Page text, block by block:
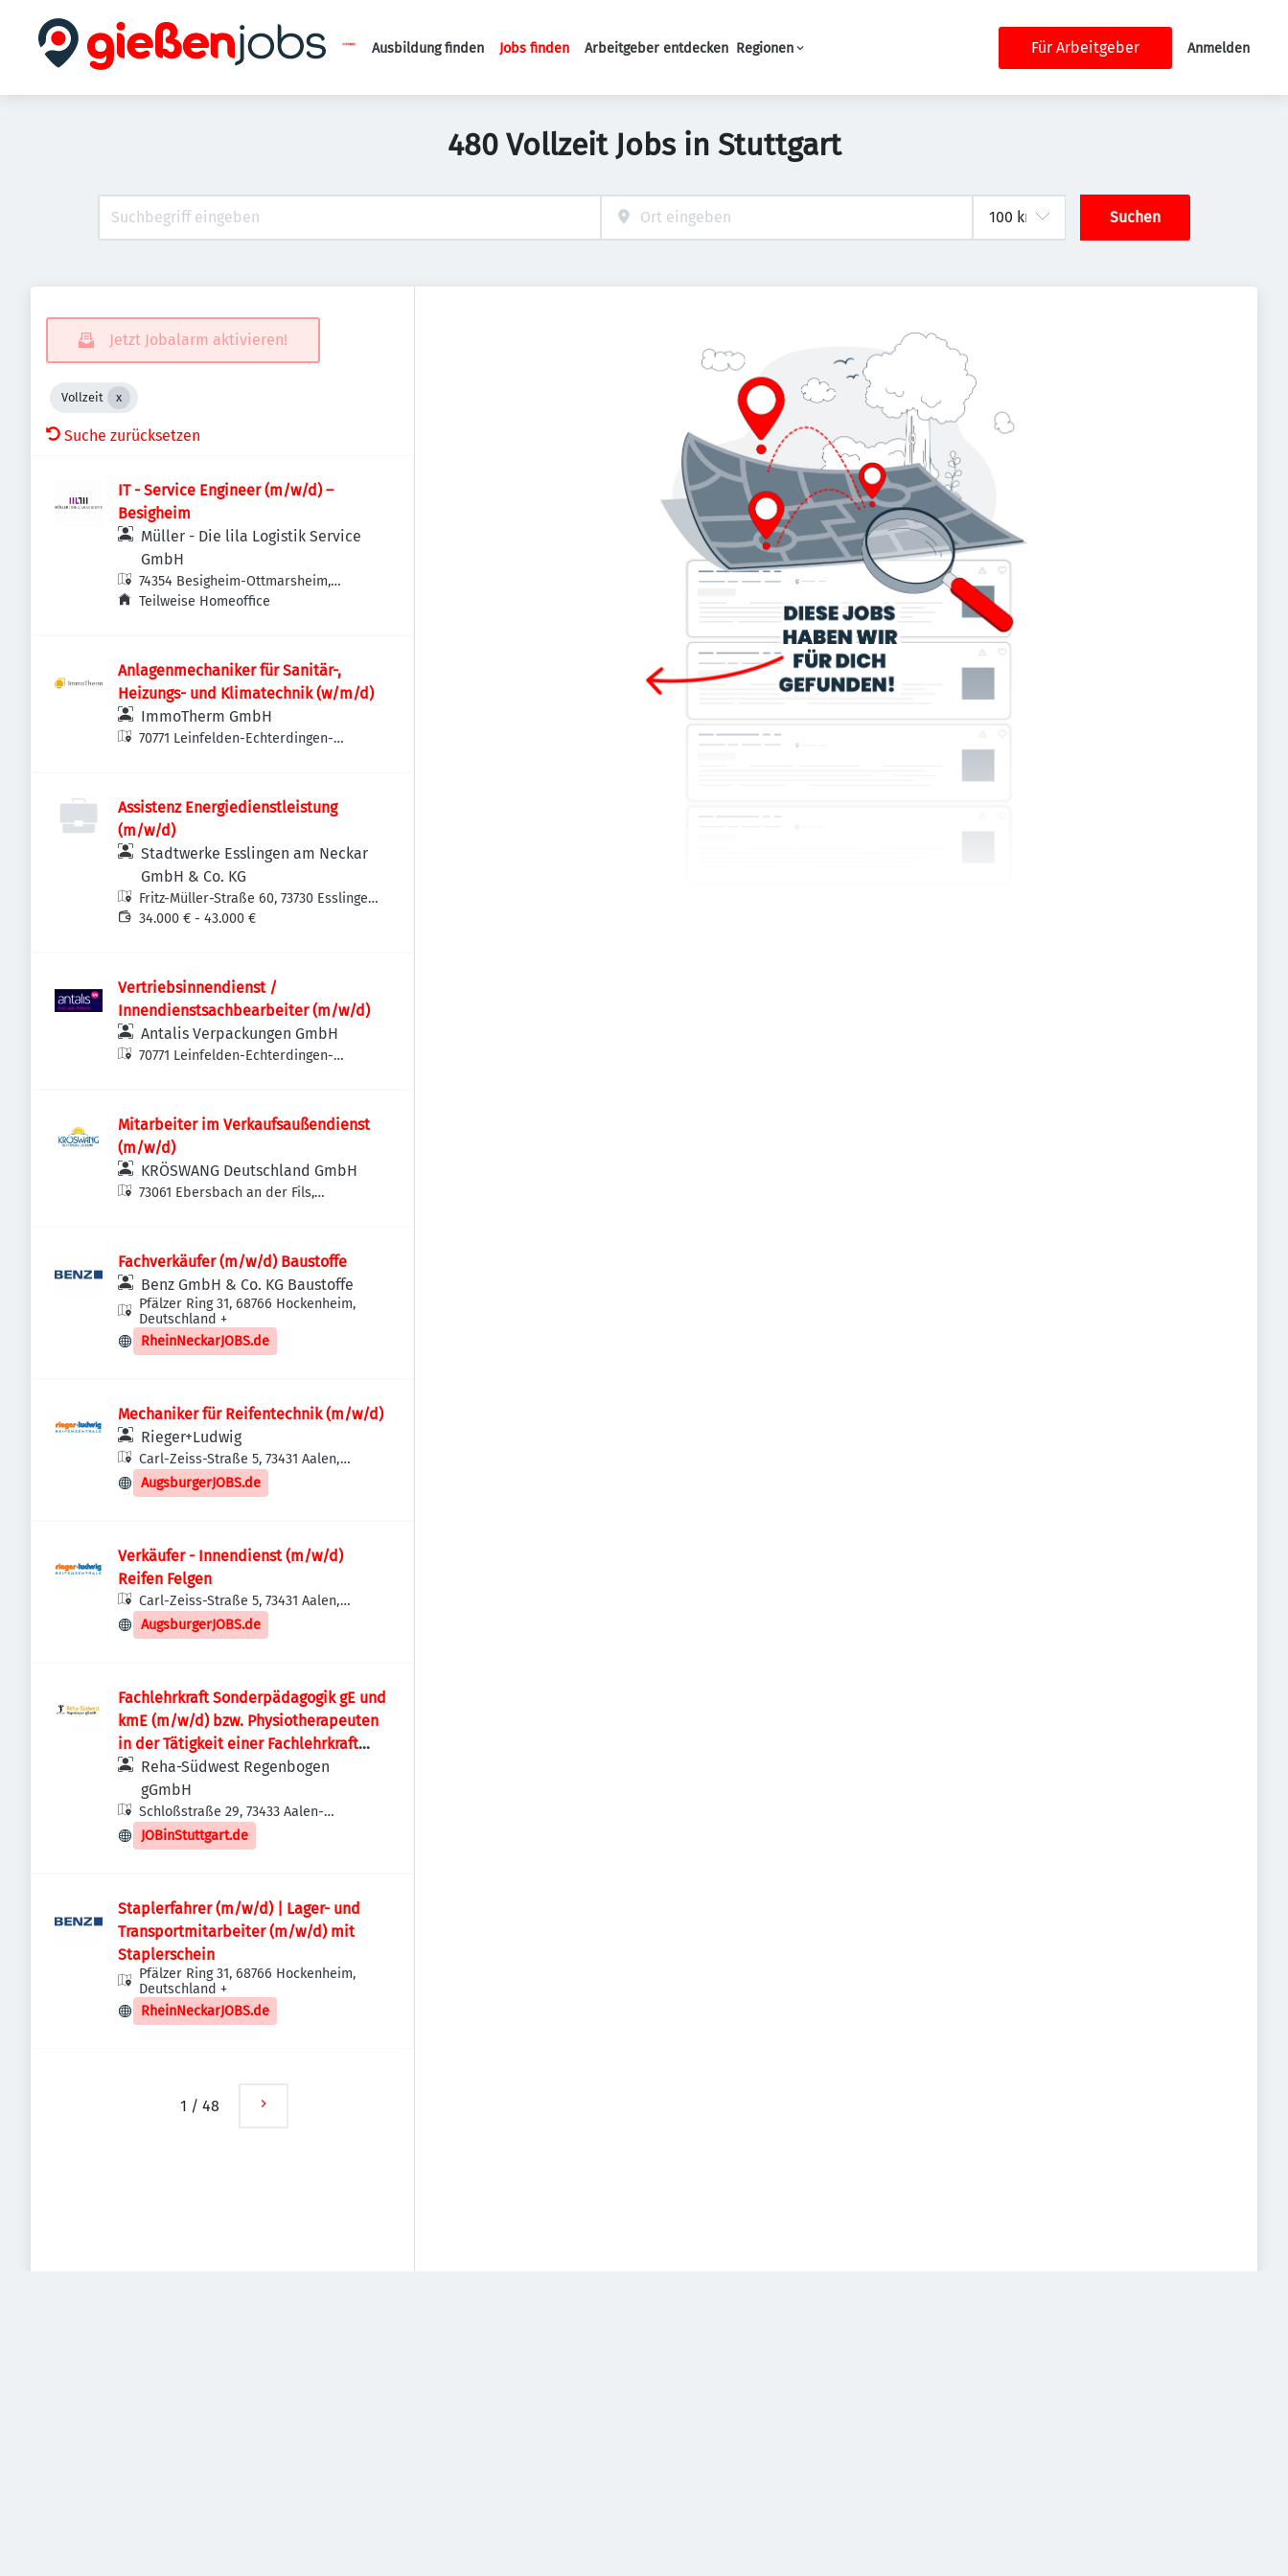
Haupt-Navigation
Ausbildung finden Jobs finden Arbeitgeber entdecken Regionen Für Arbeitgeber Anmelden
480 Vollzeit Jobs in Stuttgart
Suchen
Jetzt Jobalarm aktivieren!
Vollzeit
Suche zurücksetzen
IT - Service Engineer (m/w/d) –
Besigheim
Müller - Die lila Logistik Service
GmbH
74354 Besigheim-Ottmarsheim,
Deutschland
Teilweise Homeoffice
Anlagenmechaniker für Sanitär-,
Heizungs- und Klimatechnik (w/m/d)
ImmoTherm GmbH
70771 Leinfelden-Echterdingen-
Assistenz Energiedienstleistung
(m/w/d)
Stadtwerke Esslingen am Neckar
GmbH & Co. KG
Fritz-Müller-Straße 60, 73730 Esslingen
am Neckar-Oberesslingen,
34.000 € - 43.000 €
Vertriebsinnendienst /
Innendienstsachbearbeiter (m/w/d)
Antalis Verpackungen GmbH
70771 Leinfelden-Echterdingen-
Mitarbeiter im Verkaufsaußendienst
(m/w/d)
KRÖSWANG Deutschland GmbH
73061 Ebersbach an der Fils,
Fachverkäufer (m/w/d) Baustoffe
Benz GmbH & Co. KG Baustoffe
Pfälzer Ring 31, 68766 Hockenheim,
Deutschland +
RheinNeckarJOBS.de
Mechaniker für Reifentechnik (m/w/d)
Rieger+Ludwig
Carl-Zeiss-Straße 5, 73431 Aalen,
Deutschland
AugsburgerJOBS.de
Verkäufer - Innendienst (m/w/d)
Reifen Felgen
Carl-Zeiss-Straße 5, 73431 Aalen,
Deutschland
AugsburgerJOBS.de
Fachlehrkraft Sonderpädagogik gE und
kmE (m/w/d) bzw. Physiotherapeuten
in der Tätigkeit einer Fachlehrkraft
(m/w/d)
Reha-Südwest Regenbogen
gGmbH
Schloßstraße 29, 73433 Aalen-
Wasseralfingen, Deutschland
JOBinStuttgart.de
Staplerfahrer (m/w/d) | Lager- und
Transportmitarbeiter (m/w/d) mit
Staplerschein
Pfälzer Ring 31, 68766 Hockenheim,
Deutschland +
RheinNeckarJOBS.de
1 / 48